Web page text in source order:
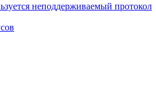
неподдерживаемый протокол